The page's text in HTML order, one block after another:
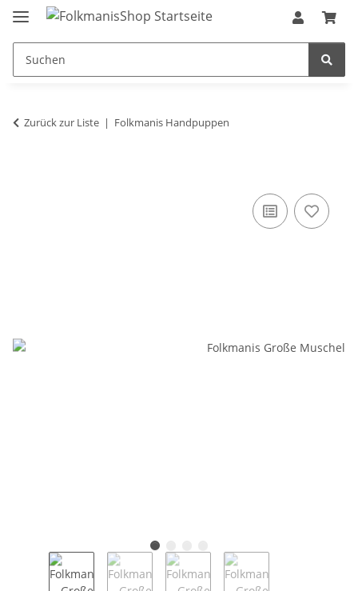
Zurück zur Liste Folkmanis Handpuppen